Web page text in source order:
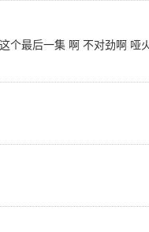
个最后一集 啊 不对劲啊 哑